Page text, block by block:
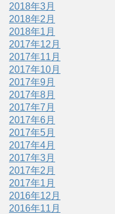
2018年3月
2018年2月
2018年1月
2017年12月
2017年11月
2017年10月
2017年9月
2017年8月
2017年7月
2017年6月
2017年5月
2017年4月
2017年3月
2017年2月
2017年1月
2016年12月
2016年11月